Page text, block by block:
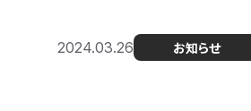
2024.03.26 お知らせ